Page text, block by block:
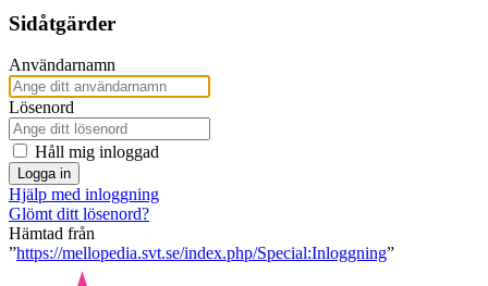
Sidåtgärder
Användarnamn
Lösenord
Håll mig inloggad
Logga in
Hjälp med inloggning
Glömt ditt lösenord?
Hämtad från
”https://mellopedia.svt.se/index.php/Special:Inloggning”